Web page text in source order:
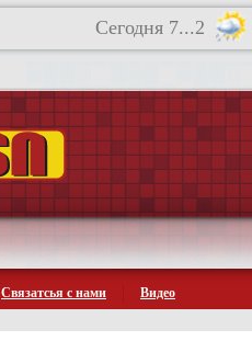
Сегодня 7...2
Связатсья с нами Видео